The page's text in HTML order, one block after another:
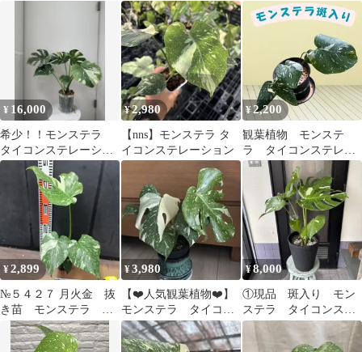
り7寸 ポットごと発送
テレーション
ョン A1
¥ 16,000
希少！！モンステラ
タイコンステレーショ
ン スターライト定価
23433円
¥2,980
【nns】モンステラ タ
イコンステレーション
¥2,200
観葉植物 モンステ
ラ タイコンステレー
ション 斑入り ④
¥2,899
№５４２７ 月火金 抜
き苗 モンステラ タ
イコンステレーション
¥3,980
【❤️人気観葉植物❤️】
モンステラ タイコン
ステレーション 土付
き抜き苗発送‼️
¥8,000
①現品 斑入り モン
ステラ タイコンステ
レーション 8号 大株